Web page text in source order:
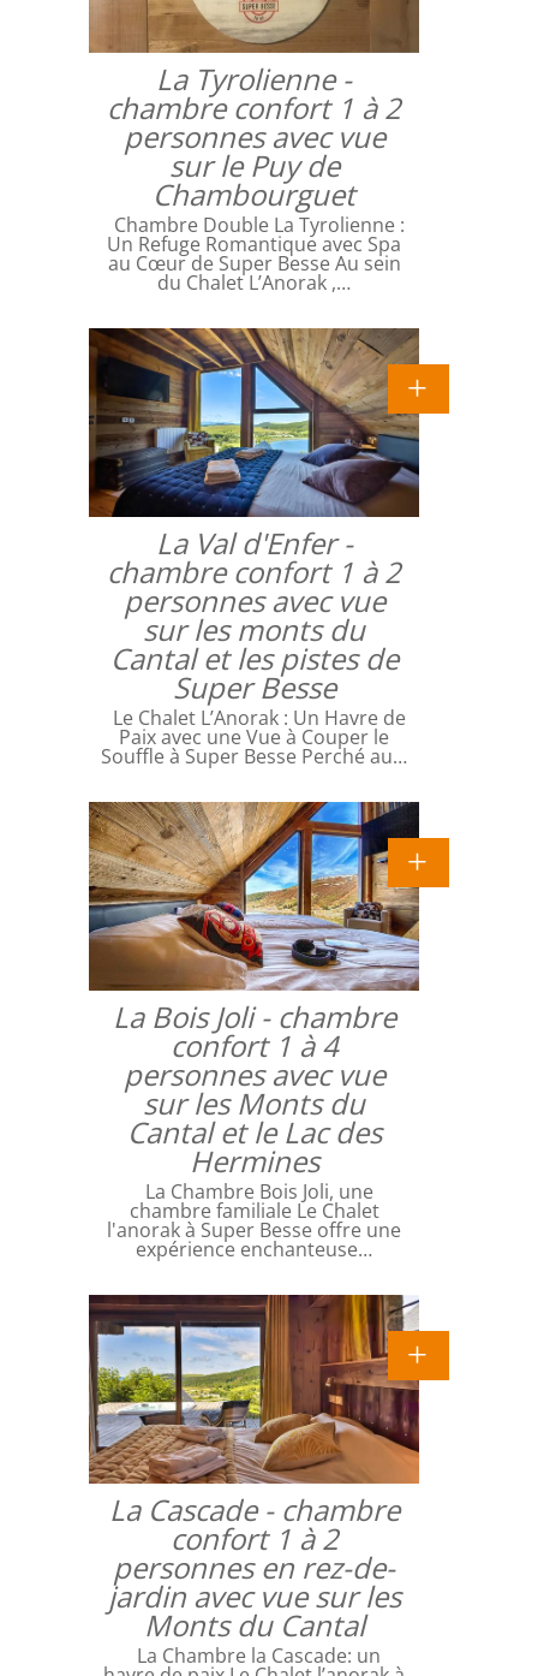
La Tyrolienne -
chambre confort 1 à 2
personnes avec vue
sur le Puy de
Chambourguet
Chambre Double La Tyrolienne :
Un Refuge Romantique avec Spa
au Cœur de Super Besse Au sein
du Chalet L’Anorak ,…
La Val d'Enfer -
chambre confort 1 à 2
personnes avec vue
sur les monts du
Cantal et les pistes de
Super Besse
Le Chalet L’Anorak : Un Havre de
Paix avec une Vue à Couper le
Souffle à Super Besse Perché au…
La Bois Joli - chambre
confort 1 à 4
personnes avec vue
sur les Monts du
Cantal et le Lac des
Hermines
La Chambre Bois Joli, une
chambre familiale Le Chalet
l'anorak à Super Besse offre une
expérience enchanteuse…
La Cascade - chambre
confort 1 à 2
personnes en rez-de-
jardin avec vue sur les
Monts du Cantal
La Chambre la Cascade: un